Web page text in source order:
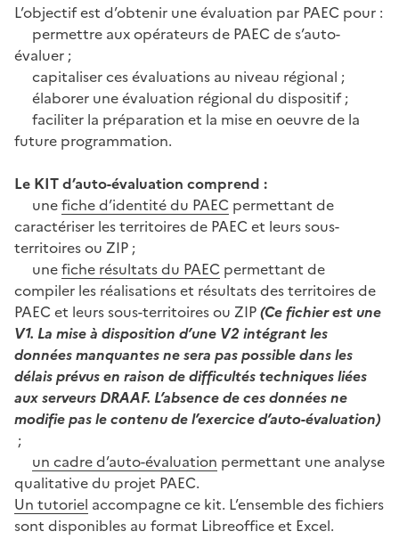
L’objectif est d’obtenir une évaluation par PAEC pour :
permettre aux opérateurs de PAEC de s’auto-
évaluer ;
capitaliser ces évaluations au niveau régional ;
élaborer une évaluation régional du dispositif ;
faciliter la préparation et la mise en oeuvre de la
future programmation.
Le KIT d’auto-évaluation comprend :
unefiche d’identité du PAECpermettant de
caractériser les territoires de PAEC et leurs sous-
territoires ou ZIP ;
unefiche résultats du PAECpermettant de
compiler les réalisations et résultats des territoires de
PAEC et leurs sous-territoires ou ZIP(Ce fichier est une
V1. La mise à disposition d’une V2 intégrant les
données manquantes ne sera pas possible dans les
délais prévus en raison de difficultés techniques liées
aux serveurs DRAAF. L’absence de ces données ne
modifie pas le contenu de l’exercice d’auto-évaluation)
;
un cadre d’auto-évaluation permettant une analyse
qualitative du projet PAEC.
Un tutoriel accompagne ce kit. L’ensemble des fichiers
sont disponibles au format Libreoffice et Excel.